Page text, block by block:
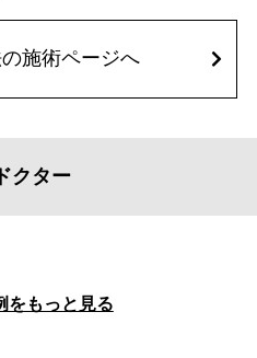
施術ページへ
クター
をもっと見る